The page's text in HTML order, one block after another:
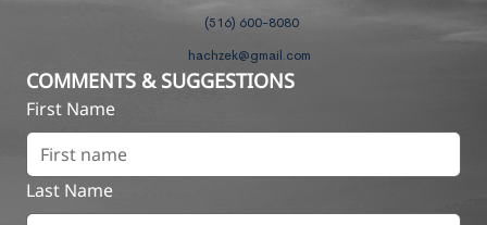
(516) 600-8080
hachzek@gmail.com
COMMENTS & SUGGESTIONS
First Name
Last Name